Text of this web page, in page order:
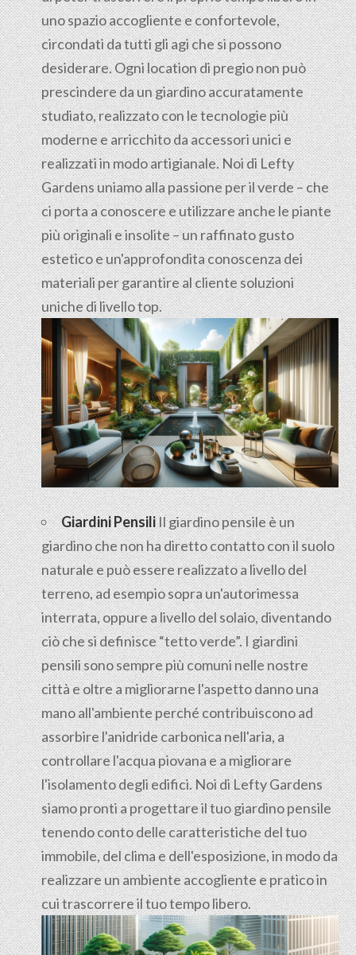
uno spazio accogliente e confortevole,
circondati da tutti gli agi che si possono
desiderare. Ogni location di pregio non può
prescindere da un giardino accuratamente
studiato, realizzato con le tecnologie più
moderne e arricchito da accessori unici e
realizzati in modo artigianale. Noi di Lefty
Gardens uniamo alla passione per il verde – che
ci porta a conoscere e utilizzare anche le piante
più originali e insolite – un raffinato gusto
estetico e un'approfondita conoscenza dei
materiali per garantire al cliente soluzioni
uniche di livello top.
Giardini PensiliIlgiardino pensileè un
giardino che non ha diretto contatto con il suolo
naturale e può essere realizzato a livello del
terreno, ad esempio sopra un'autorimessa
interrata, oppure a livello del solaio, diventando
ciò che si definisce “tetto verde”. I giardini
pensili sono sempre più comuni nelle nostre
città e oltre a migliorarne l'aspetto danno una
mano all'ambiente perché contribuiscono ad
assorbire l'anidride carbonica nell'aria, a
controllare l'acqua piovana e a migliorare
l'isolamento degli edifici. Noi di Lefty Gardens
siamo pronti a progettare il tuo giardino pensile
tenendo conto delle caratteristiche del tuo
immobile, del clima e dell'esposizione, in modo da
realizzare un ambiente accogliente e pratico in
cui trascorrere il tuo tempo libero.